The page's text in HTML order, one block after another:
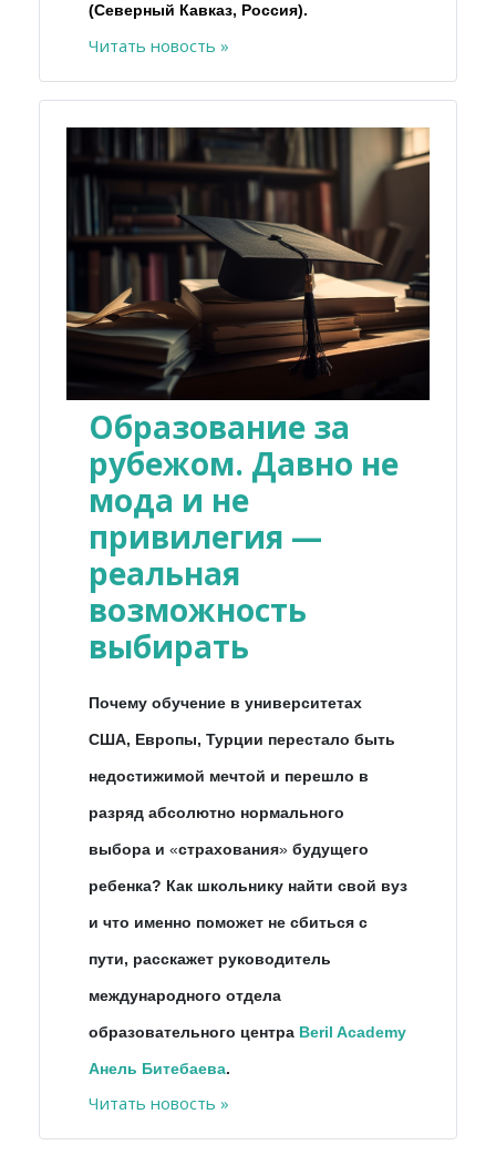
(Северный Кавказ, Россия).
Читать новость »
Образование за
рубежом. Давно не
мода и не
привилегия —
реальная
возможность
выбирать
Почему обучение в университетах
США, Европы, Турции перестало быть
недостижимой мечтой и перешло в
разряд абсолютно нормального
выбора и «страхования» будущего
ребенка? Как школьнику найти свой вуз
и что именно поможет не сбиться с
пути, расскажет руководитель
международного отдела
образовательного центра Beril Academy
Анель Битебаева.
Читать новость »